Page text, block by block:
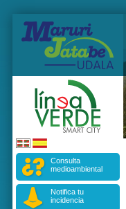
Consulta
medioambiental
Notifica tu
incidencia